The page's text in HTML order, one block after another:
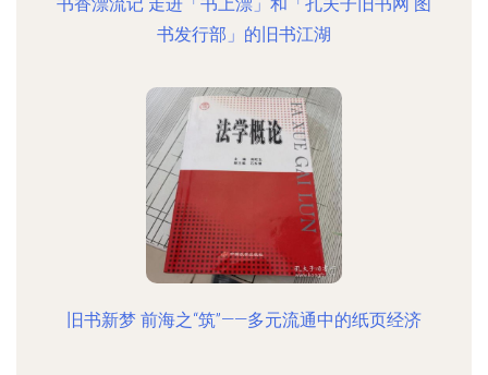
书发行部」的旧书江湖
旧书新梦 前海之“筑”——多元流通中的纸页经济